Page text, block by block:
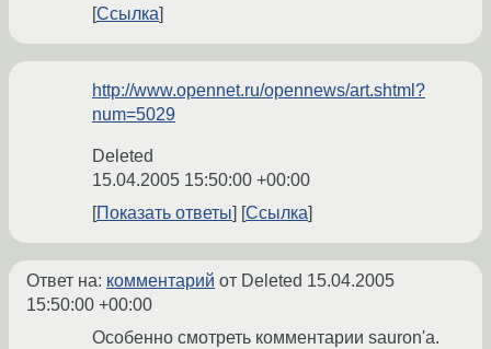
Ссылка
http://www.opennet.ru/opennews/art.shtml?
num=5029
Deleted
15.04.2005 15:50:00 +00:00
Показать ответы
Ссылка
Ответ на: комментарий от Deleted 15.04.2005
15:50:00 +00:00
Особенно смотреть комментарии sauron'а.